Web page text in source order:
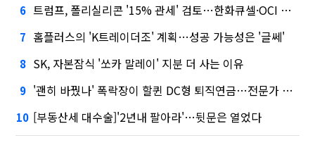
6 트럼프, 폴리실리콘 '15% 관세' 검토…한화큐셀·OCI 영향은?
7 홈플러스의 'K트레이더조' 계획…성공 가능성은 '글쎄'
8 SK, 자본잠식 '쏘카 말레이' 지분 더 사는 이유
9 '괜히 바꿨나' 폭락장이 할퀸 DC형 퇴직연금…전문가 조언은
10 [부동산세 대수술]'2년내 팔아라'…뒷문은 열었다